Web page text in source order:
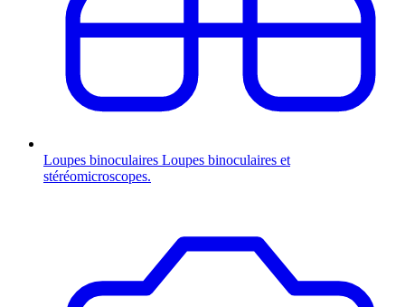
Loupes binoculaires Loupes binoculaires et
stéréomicroscopes.